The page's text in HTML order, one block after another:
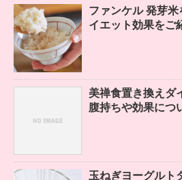
ファンケル 発芽
イエット効果をご
美禅食置き換えダ
腹持ちや効果につ
玉ねぎヨーグルト